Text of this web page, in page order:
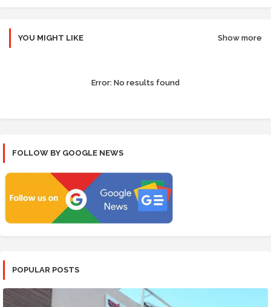
YOU MIGHT LIKE Show more
Error: No results found
FOLLOW BY GOOGLE NEWS
POPULAR POSTS